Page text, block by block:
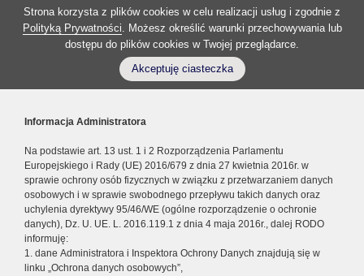
Strona korzysta z plików cookies w celu realizacji usług i zgodnie z
Polityką Prywatności. Możesz określić warunki przechowywania lub
dostępu do plików cookies w Twojej przeglądarce.
Akceptuję ciasteczka
Informacja Administratora
Na podstawie art. 13 ust. 1 i 2 Rozporządzenia Parlamentu
Europejskiego i Rady (UE) 2016/679 z dnia 27 kwietnia 2016r. w
sprawie ochrony osób fizycznych w związku z przetwarzaniem danych
osobowych i w sprawie swobodnego przepływu takich danych oraz
uchylenia dyrektywy 95/46/WE (ogólne rozporządzenie o ochronie
danych), Dz. U. UE. L. 2016.119.1 z dnia 4 maja 2016r., dalej RODO
informuję:
1. dane Administratora i Inspektora Ochrony Danych znajdują się w
linku „Ochrona danych osobowych”,